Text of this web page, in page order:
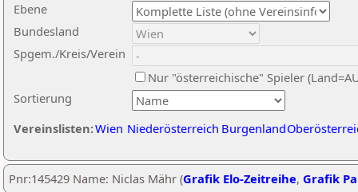
Ebene
Sortierung
Bundesland
Spgem./Kreis/Verein
Nur "österreichische" Spieler
Vereinslisten:Wien Niederösterreich Burgenland
Pnr:145429 Name: Niclas Mähr (Grafik Elo-Zeitreihe, Grafik